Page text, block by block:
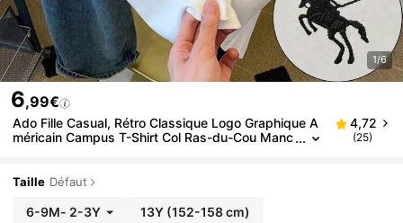
1/6
6,99€
Ado Fille Casual, Rétro Classique Logo Graphique A
méricain Campus T-Shirt Col Ras-du-Cou Manc
Rayé Imprimé Mode Quotidien Confortable Polyvale
4,72
(25)
Taille Défaut
6-9M- 2-3Y 13Y (152-158 cm)